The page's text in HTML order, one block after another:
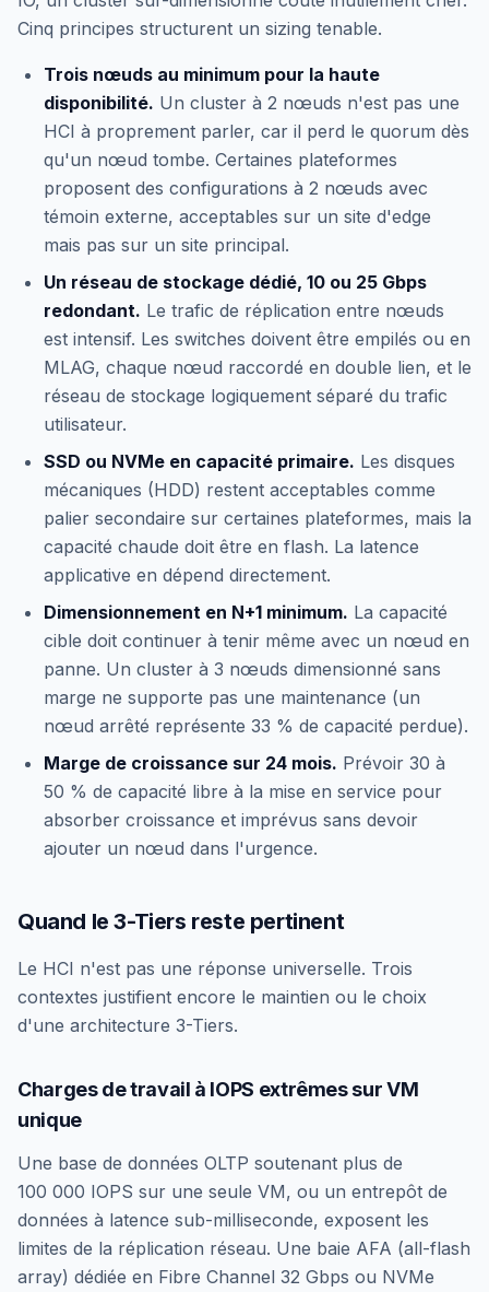
Cinq principes structurent un sizing tenable.
Trois nœuds au minimum pour la haute
disponibilité. Un cluster à 2 nœuds n'est pas une
HCI à proprement parler, car il perd le quorum dès
qu'un nœud tombe. Certaines plateformes
proposent des configurations à 2 nœuds avec
témoin externe, acceptables sur un site d'edge
mais pas sur un site principal.
Un réseau de stockage dédié, 10 ou 25 Gbps
redondant. Le trafic de réplication entre nœuds
est intensif. Les switches doivent être empilés ou en
MLAG, chaque nœud raccordé en double lien, et le
réseau de stockage logiquement séparé du trafic
utilisateur.
SSD ou NVMe en capacité primaire. Les disques
mécaniques (HDD) restent acceptables comme
palier secondaire sur certaines plateformes, mais la
capacité chaude doit être en flash. La latence
applicative en dépend directement.
Dimensionnement en N+1 minimum. La capacité
cible doit continuer à tenir même avec un nœud en
panne. Un cluster à 3 nœuds dimensionné sans
marge ne supporte pas une maintenance (un
nœud arrêté représente 33 % de capacité perdue).
Marge de croissance sur 24 mois. Prévoir 30 à
50 % de capacité libre à la mise en service pour
absorber croissance et imprévus sans devoir
ajouter un nœud dans l'urgence.
Quand le 3-Tiers reste pertinent
Le HCI n'est pas une réponse universelle. Trois
contextes justifient encore le maintien ou le choix
d'une architecture 3-Tiers.
Charges de travail à IOPS extrêmes sur VM
unique
Une base de données OLTP soutenant plus de
100 000 IOPS sur une seule VM, ou un entrepôt de
données à latence sub-milliseconde, exposent les
limites de la réplication réseau. Une baie AFA (all-flash
array) dédiée en Fibre Channel 32 Gbps ou NVMe